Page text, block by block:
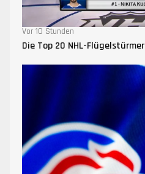
Vor 10 Stunden
Die Top 20 NHL-Flügelstürmer